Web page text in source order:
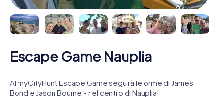
Escape Game Nauplia
Al myCityHunt Escape Game seguirà le orme di James
Bond e Jason Bourne - nel centro di Nauplia!